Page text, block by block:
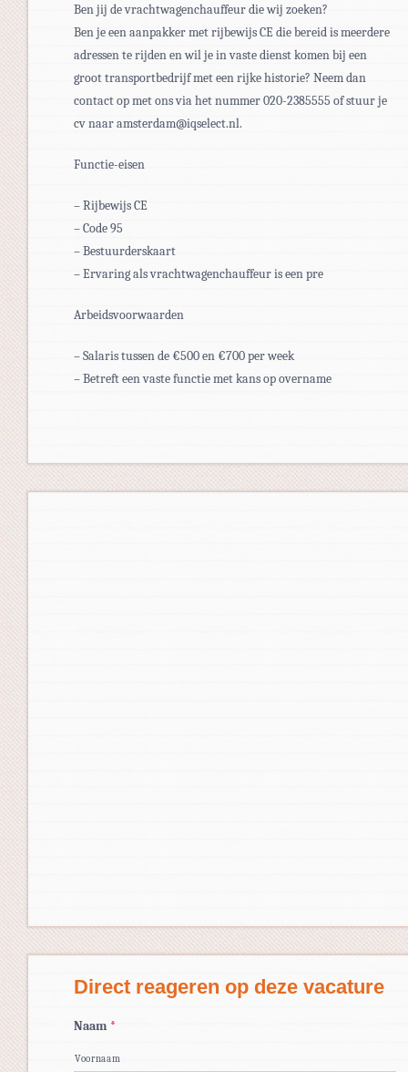
Ben jij de vrachtwagenchauffeur die wij zoeken?
Ben je een aanpakker met rijbewijs CE die bereid is meerdere
adressen te rijden en wil je in vaste dienst komen bij een
groot transportbedrijf met een rijke historie? Neem dan
contact op met ons via het nummer 020-2385555 of stuur je
cv naar amsterdam@iqselect.nl.
Functie-eisen
– Rijbewijs CE
– Code 95
– Bestuurderskaart
– Ervaring als vrachtwagenchauffeur is een pre
Arbeidsvoorwaarden
– Salaris tussen de €500 en €700 per week
– Betreft een vaste functie met kans op overname
Direct reageren op deze vacature
Naam *
Voornaam